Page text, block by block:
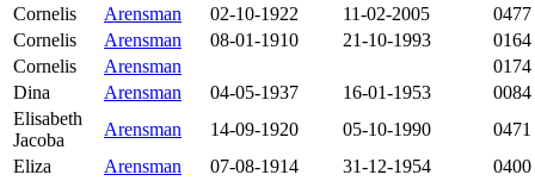
Cornelis
Arensman 02-10-1922 11-02-2005
0477
Cornelis
Arensman 08-01-1910 21-10-1993
0164
Cornelis
Arensman
0174
Dina
Arensman 04-05-1937 16-01-1953
0084
Elisabeth
Jacoba
Arensman 14-09-1920 05-10-1990
0471
Eliza
Arensman 07-08-1914 31-12-1954
0400